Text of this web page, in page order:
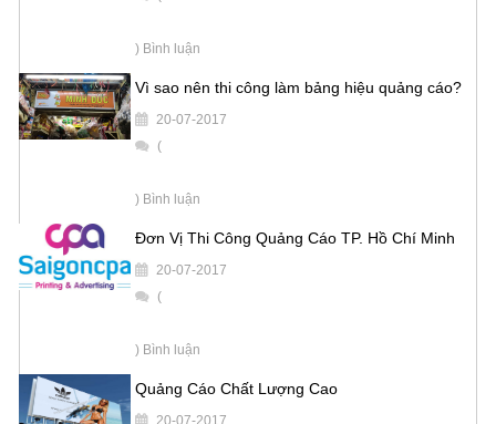
) Bình luận
Vì sao nên thi công làm bảng hiệu quảng cáo?
20-07-2017
(
) Bình luận
Đơn Vị Thi Công Quảng Cáo TP. Hồ Chí Minh
20-07-2017
(
) Bình luận
Quảng Cáo Chất Lượng Cao